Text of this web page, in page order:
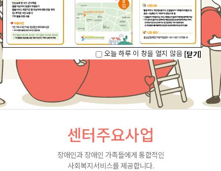
오늘 하루 이 창을 열지 않음 [닫기]
센터주요사업
장애인과 장애인 가족들에게 통합적인
사회복지서비스를 제공합니다.